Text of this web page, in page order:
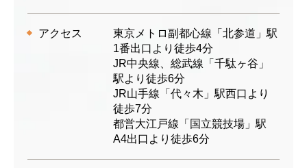
アクセス
東京メトロ副都心線「北参道」駅
1番出口より徒歩4分
JR中央線、総武線「千駄ヶ谷」
駅より徒歩6分
JR山手線「代々木」駅西口より
徒歩7分
都営大江戸線「国立競技場」駅
A4出口より徒歩6分